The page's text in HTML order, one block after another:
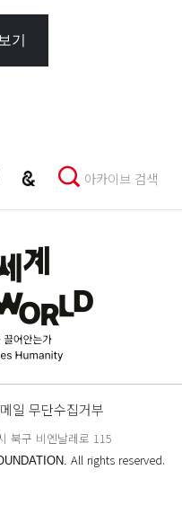
기
아카이브 검색
일 무단수집거부
북구 비엔날레로 115
All rights reserved.